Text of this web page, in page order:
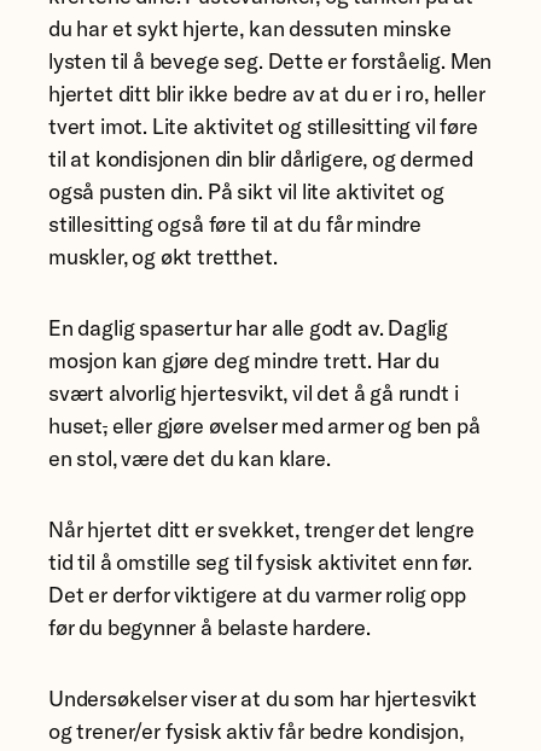
du har et sykt hjerte, kan dessuten minske
lysten til å bevege seg. Dette er forståelig. Men
hjertet ditt blir ikke bedre av at du er i ro, heller
tvert imot. Lite aktivitet og stillesitting vil føre
til at kondisjonen din blir dårligere, og dermed
også pusten din. På sikt vil lite aktivitet og
stillesitting også føre til at du får mindre
muskler, og økt tretthet.
En daglig spasertur har alle godt av. Daglig
mosjon kan gjøre deg mindre trett. Har du
svært alvorlig hjertesvikt, vil det å gå rundt i
huset,eller gjøre øvelser med armer og ben på
en stol, være det du kan klare.
Når hjertet ditt er svekket, trenger det lengre
tid til å omstille seg til fysisk aktivitet enn før.
Det er derfor viktigere at du varmer rolig opp
før du begynner å belaste hardere.
Undersøkelser viser at du som har hjertesvikt
og trener/er fysisk aktiv får bedre kondisjon,